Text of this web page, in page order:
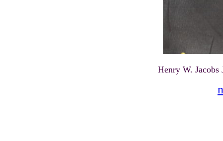
Henry W. Jacobs